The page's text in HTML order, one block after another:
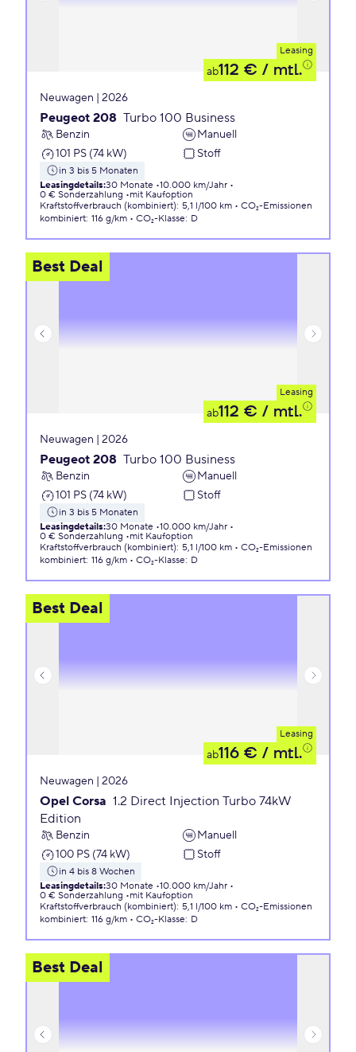
Leasing
ab112 € / mtl.
Neuwagen | 2026
Peugeot 208 Turbo 100 Business
Benzin
Manuell
101 PS (74 kW)
Stoff
in 3 bis 5 Monaten
Leasingdetails:30 Monate 10.000 km/Jahr
0 € Sonderzahlung
mit Kaufoption
Kraftstoffverbrauch (kombiniert): 5,1 l/100 km
CO₂-Emissionen
kombiniert: 116 g/km CO₂-Klasse: D
Best Deal
Leasing
ab112 € / mtl.
Neuwagen | 2026
Peugeot 208 Turbo 100 Business
Benzin
Manuell
101 PS (74 kW)
Stoff
in 3 bis 5 Monaten
Leasingdetails:30 Monate 10.000 km/Jahr
0 € Sonderzahlung
mit Kaufoption
Kraftstoffverbrauch (kombiniert): 5,1 l/100 km
CO₂-Emissionen
kombiniert: 116 g/km CO₂-Klasse: D
Best Deal
Leasing
ab116 € / mtl.
Neuwagen | 2026
Opel Corsa 1.2 Direct Injection Turbo 74kW
Edition
Benzin
Manuell
100 PS (74 kW)
Stoff
in 4 bis 8 Wochen
Leasingdetails:30 Monate 10.000 km/Jahr
0 € Sonderzahlung
mit Kaufoption
Kraftstoffverbrauch (kombiniert): 5,1 l/100 km
CO₂-Emissionen
kombiniert: 116 g/km CO₂-Klasse: D
Best Deal